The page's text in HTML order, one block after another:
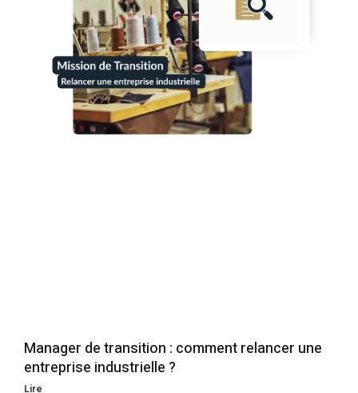
Manager de transition : comment relancer une
entreprise industrielle ?
Lire